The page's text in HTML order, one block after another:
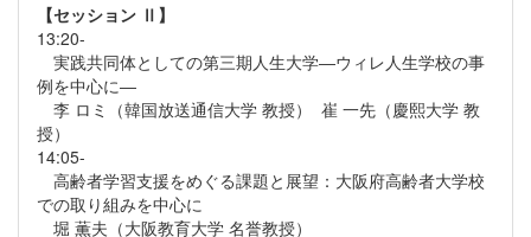
【セッション Ⅱ】
13:20-
実践共同体としての第三期人生大学―ウィレ人生学校の事
例を中心に―
李 ロミ（韓国放送通信大学 教授） 崔 一先（慶熙大学 教
授）
14:05-
高齢者学習支援をめぐる課題と展望：大阪府高齢者大学校
での取り組みを中心に
堀 薫夫（大阪教育大学 名誉教授）